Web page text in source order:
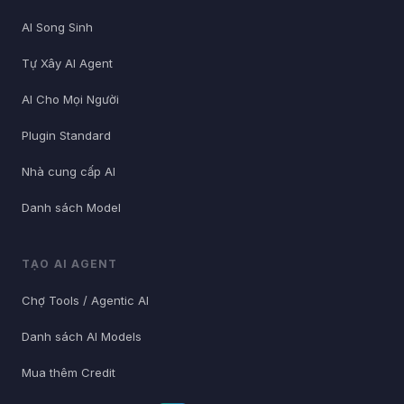
AI Song Sinh
Tự Xây AI Agent
AI Cho Mọi Người
Plugin Standard
Nhà cung cấp AI
Danh sách Model
TẠO AI AGENT
Chợ Tools / Agentic AI
Danh sách AI Models
Mua thêm Credit